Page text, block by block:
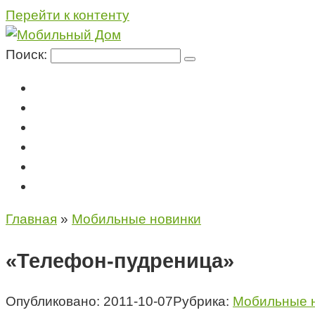
Перейти к контенту
Поиск:
Главная » Мобильные новинки
«Телефон-пудреница»
Опубликовано: 2011-10-07Рубрика: Мобильные